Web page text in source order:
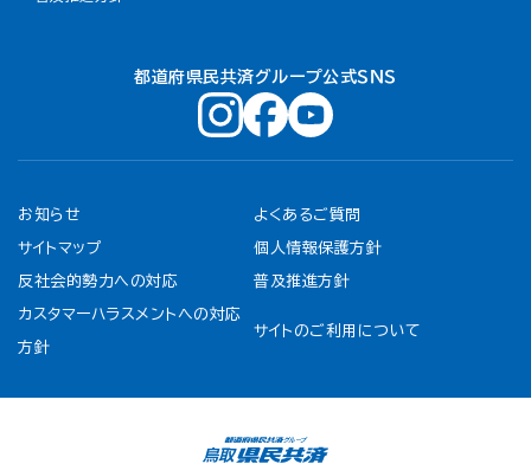
都道府県民共済グループ公式ＳＮＳ
お知らせ よくあるご質問
サイトマップ 個人情報保護方針
反社会的勢力への対応 普及推進方針
カスタマーハラスメントへの対応
方針
サイトのご利用について